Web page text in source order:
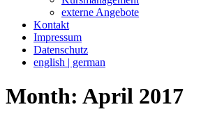
externe Angebote
Kontakt
Impressum
Datenschutz
english | german
Month: April 2017